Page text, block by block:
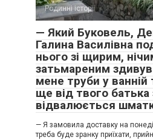
Родинні історії
— Який Буковель,
Галина Василівна
нього зі щирим,
затьмареним
мене труби у ванній
ще від твого
відвалюється
— Я замовила доставку на
треба буде зранку приїхати,